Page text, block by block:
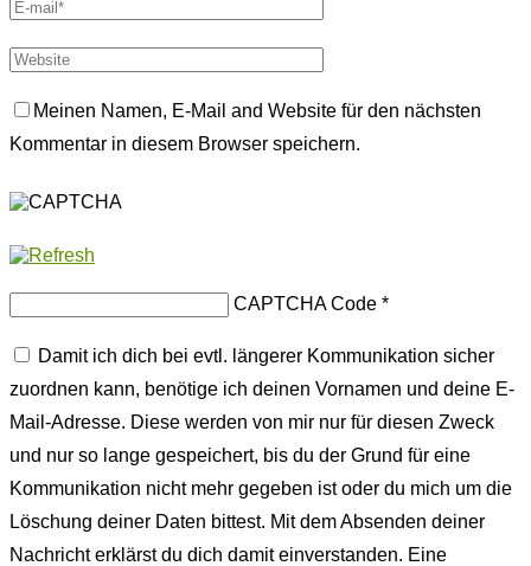
Meinen Namen, E-Mail and Website für den nächsten
Kommentar in diesem Browser speichern.
CAPTCHA Code *
Damit ich dich bei evtl. längerer Kommunikation sicher
zuordnen kann, benötige ich deinen Vornamen und deine E-
Mail-Adresse. Diese werden von mir nur für diesen Zweck
und nur so lange gespeichert, bis du der Grund für eine
Kommunikation nicht mehr gegeben ist oder du mich um die
Löschung deiner Daten bittest. Mit dem Absenden deiner
Nachricht erklärst du dich damit einverstanden. Eine